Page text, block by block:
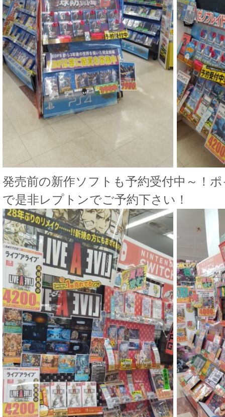
発売前の新作ソフトも予約受付中～！
で是非レプトンでご予約下さい！